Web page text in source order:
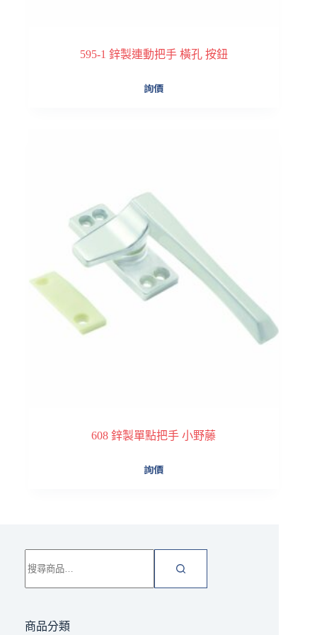
595-1 鋅製連動把手 橫孔 按鈕
詢價
608 鋅製單點把手 小野藤
詢價
尋
關
商品分類